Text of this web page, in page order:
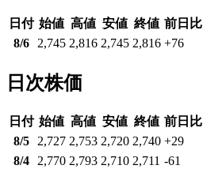
日付 始値 高値 安値 終値 前日比
8/6 2,745 2,816 2,745 2,816 +76
日次株価
日付 始値 高値 安値 終値 前日比
8/5
2,727 2,753 2,720 2,740 +29
8/4
2,770 2,793 2,710 2,711 -61